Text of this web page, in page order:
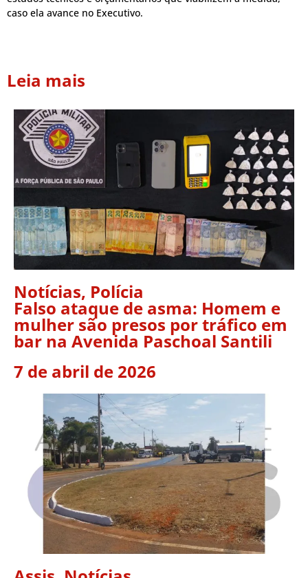
caso ela avance no Executivo.
Leia mais
Notícias, Polícia
Falso ataque de asma: Homem e
mulher são presos por tráfico em
bar na Avenida Paschoal Santili
7 de abril de 2026